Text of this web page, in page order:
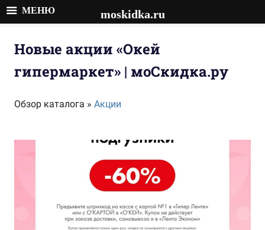
Новые акции «Окей
гипермаркет» | моСкидка.ру
Обзор каталога » Акции
МЕНЮ moskidka.ru